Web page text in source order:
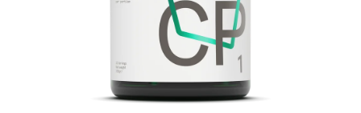
Moja objednávka Hodnotenie obchodu